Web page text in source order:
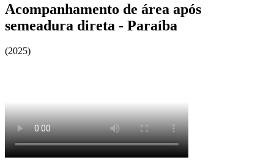
Acompanhamento de área após
semeadura direta - Paraíba
(2025)